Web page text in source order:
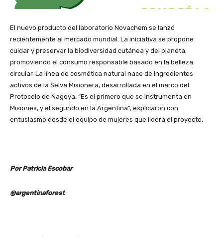
El nuevo producto del laboratorio Novachem se lanzó
recientemente al mercado mundial. La iniciativa se propone
cuidar y preservar la biodiversidad cutánea y del planeta,
promoviendo el consumo responsable basado en la belleza
circular. La línea de cosmética natural nace de ingredientes
activos de la Selva Misionera, desarrollada en el marco del
Protocolo de Nagoya. “Es el primero que se instrumenta en
Misiones, y el segundo en la Argentina”, explicaron con
entusiasmo desde el equipo de mujeres que lidera el proyecto.
Por Patricia Escobar
@argentinaforest